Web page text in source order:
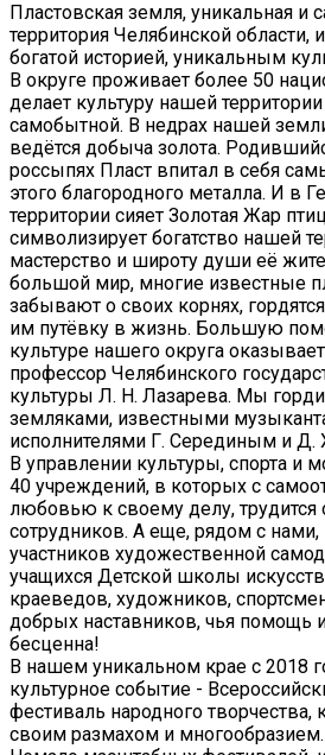
Пластовская земля, уникальная и
территория Челябинской области,
богатой историей, уникальным
В округе проживает более 50
делает культуру нашей
самобытной. В недрах нашей
ведётся добыча золота.
россыпях Пласт впитал в себя
этого благородного металла. И в
территории сияет Золотая Жар
символизирует богатство нашей
мастерство и широту души её
большой мир, многие известные
забывают о своих корнях,
им путёвку в жизнь. Большую
культуре нашего округа
профессор Челябинского
культуры Л. Н. Лазарева. Мы
земляками, известными
исполнителями Г. Серединым и
В управлении культуры, спорта и
40 учреждений, в которых с
любовью к своему делу, трудится
сотрудников. А еще, рядом с нами,
участников художественной
учащихся Детской школы
краеведов, художников,
добрых наставников, чья помощь
бесценна!
В нашем уникальном крае с 2018
культурное событие -
фестиваль народного творчества,
своим размахом и многообразием.